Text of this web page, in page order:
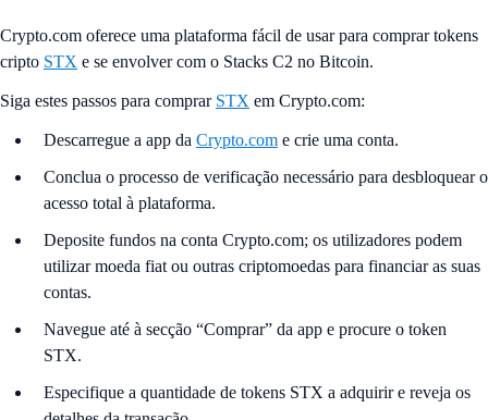
Crypto.com oferece uma plataforma fácil de usar para comprar tokens
cripto STX e se envolver com o Stacks C2 no Bitcoin.
Siga estes passos para comprar STX em Crypto.com:
Descarregue a app da Crypto.com e crie uma conta.
Conclua o processo de verificação necessário para desbloquear o
acesso total à plataforma.
Deposite fundos na conta Crypto.com; os utilizadores podem
utilizar moeda fiat ou outras criptomoedas para financiar as suas
contas.
Navegue até à secção “Comprar” da app e procure o token
STX.
Especifique a quantidade de tokens STX a adquirir e reveja os